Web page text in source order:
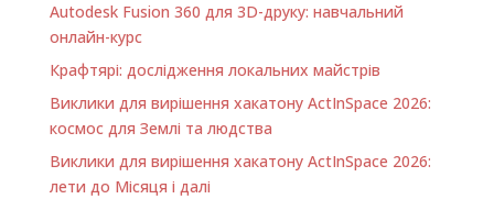
Autodesk Fusion 360 для 3D-друку: навчальний
онлайн-курс
Крафтярі: дослідження локальних майстрів
Виклики для вирішення хакатону ActInSpace 2026:
космос для Землі та людства
Виклики для вирішення хакатону ActInSpace 2026:
лети до Місяця і далі